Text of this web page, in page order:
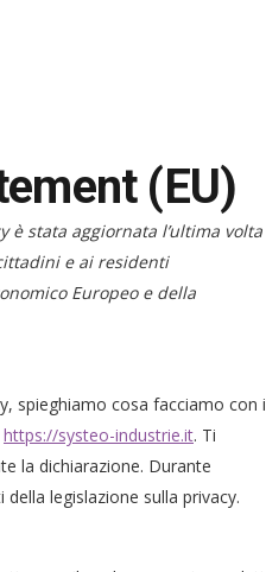
(EU)
è stata aggiornata l’ultima volta
e ai residenti
Europeo e della
spieghiamo cosa facciamo con i
https://systeo-industrie.it. Ti
la dichiarazione. Durante
legislazione sulla privacy.